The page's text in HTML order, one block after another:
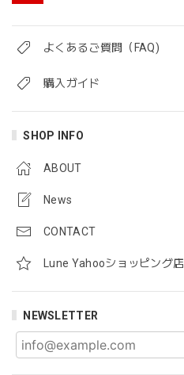
よくあるご質問（FAQ)
購入ガイド
SHOP INFO
ABOUT
News
CONTACT
Lune Yahooショッピング店
NEWSLETTER